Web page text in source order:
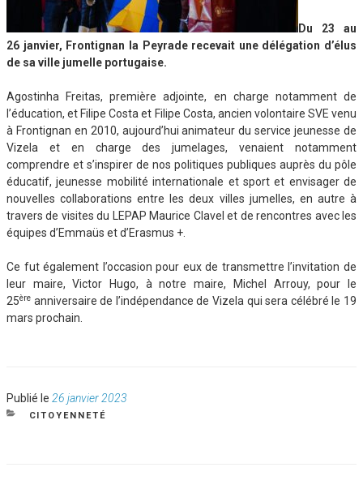
Du 23 au
26 janvier, Frontignan la Peyrade recevait une délégation d’élus
de sa ville jumelle portugaise.
Agostinha Freitas, première adjointe, en charge notamment de
l’éducation, et Filipe Costa et Filipe Costa, ancien volontaire SVE venu
à Frontignan en 2010, aujourd’hui animateur du service jeunesse de
Vizela et en charge des jumelages, venaient notamment
comprendre et s’inspirer de nos politiques publiques auprès du pôle
éducatif, jeunesse mobilité internationale et sport et envisager de
nouvelles collaborations entre les deux villes jumelles, en autre à
travers de visites du LEPAP Maurice Clavel et de rencontres avec les
équipes d’Emmaüs et d’Erasmus +.
Ce fut également l’occasion pour eux de transmettre l’invitation de
leur maire, Victor Hugo, à notre maire, Michel Arrouy, pour le
25ère anniversaire de l’indépendance de Vizela qui sera célébré le 19
mars prochain.
Publié le Publié
le
26 janvier 2023
CATÉGORIES
CITOYENNETÉ